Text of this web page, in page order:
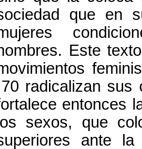
que en
Este
radicalizan sus
entonces
los sexos, que
ante